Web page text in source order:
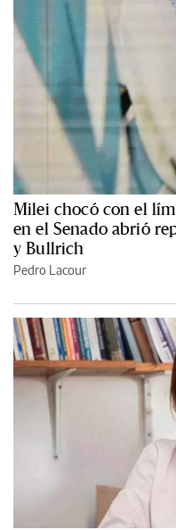
Milei chocó con el
en el Senado abrió
y Bullrich
Pedro Lacour